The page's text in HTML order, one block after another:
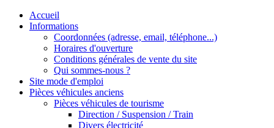
Accueil
Informations
Coordonnées (adresse, email, téléphone...)
Horaires d'ouverture
Conditions générales de vente du site
Qui sommes-nous ?
Site mode d'emploi
Pièces véhicules anciens
Pièces véhicules de tourisme
Direction / Suspension / Train
Divers électricité